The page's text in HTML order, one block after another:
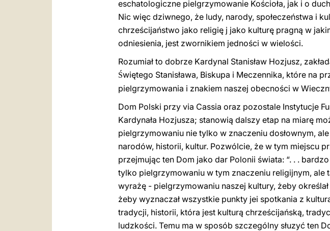
eschatologiczne pielgrzymowanie Kościoła, jak i o
Nic więc dziwnego, że ludy, narody, społeczeństwa i
chrześcijaństwo jako religię j jako kulturę pragną w
odniesienia, jest zwornikiem jedności w wielości.
Rozumiał to dobrze Kardynal Stanisław Hozjusz,
Świętego Stanisława, Biskupa i Meczennika, które na
pielgrzymowania i znakiem naszej obecności w
Dom Polski przy via Cassia oraz pozostale Instytucje
Kardynała Hozjusza; stanowią dalszy etap na miarę
pielgrzymowaniu nie tylko w znaczeniu dosłownym,
narodów, historii, kultur. Pozwólcie, że w tym miejscu
przejmując ten Dom jako dar Polonii świata: “. . . bardzo
tylko pielgrzymowaniu w tym znaczeniu religijnym, ale
wyrażę - pielgrzymowaniu naszej kultury, żeby
żeby wyznaczał wszystkie punkty jei spotkania z
tradycji, historii, która jest kulturą chrześcijańską,
ludzkości. Temu ma w sposób szczególny słuzyć ten